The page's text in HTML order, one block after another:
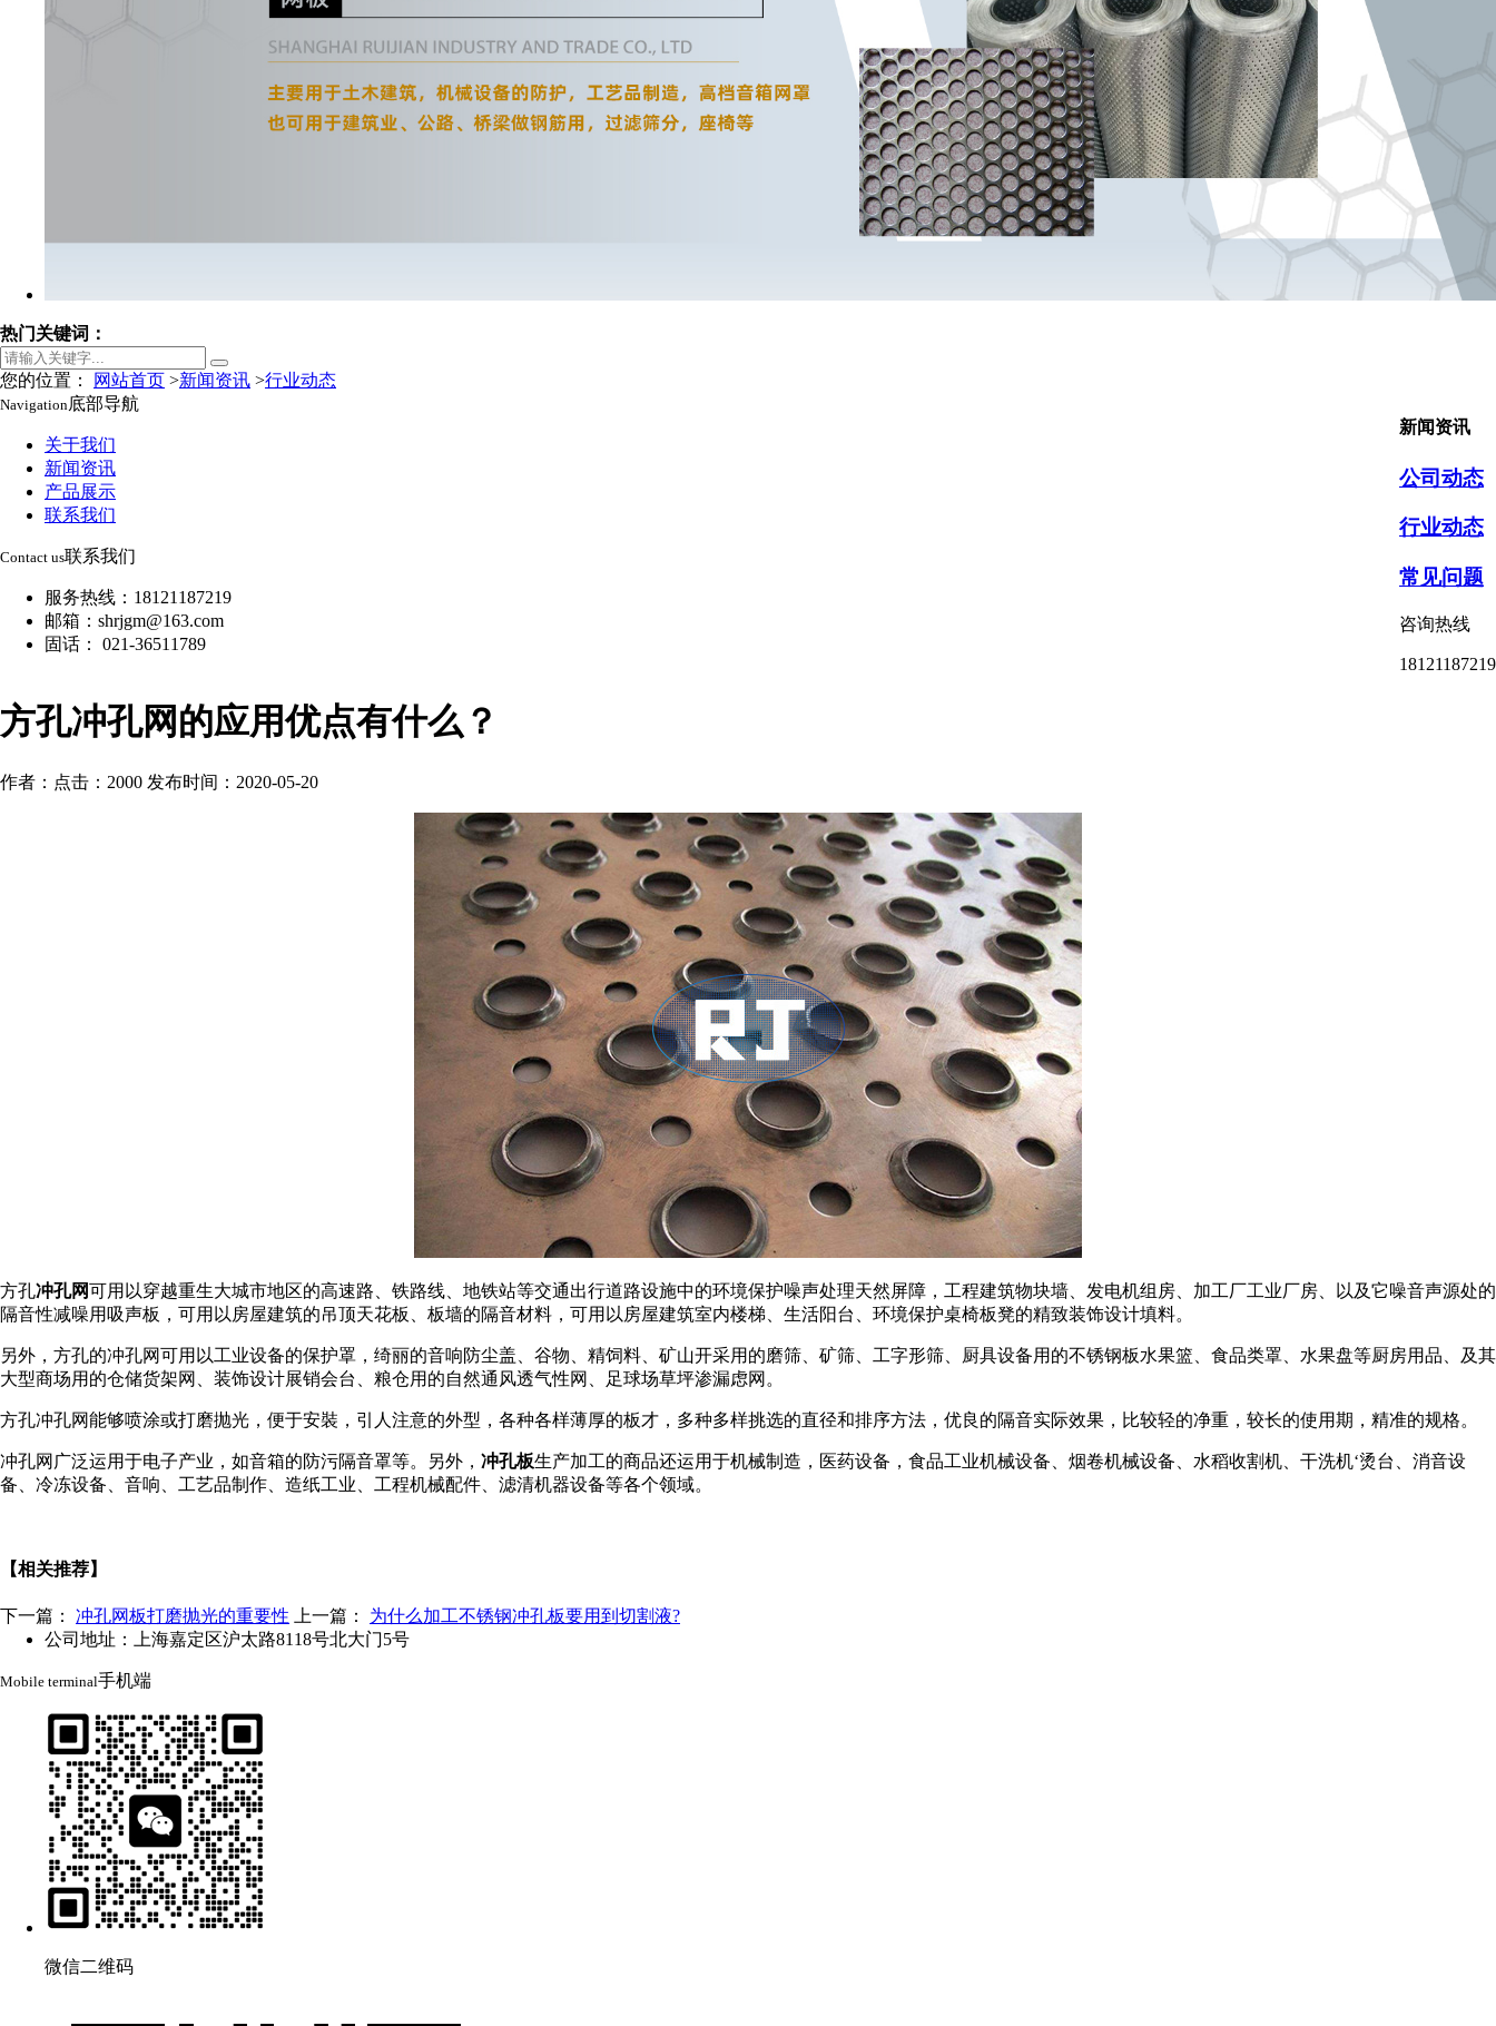
热门关键词：
您的位置： 网站首页 >新闻资讯 >行业动态
新闻资讯
公司动态
行业动态
常见问题
咨询热线
18121187219
方孔冲孔网的应用优点有什么？
作者： 点击：2000 发布时间：2020-05-20
方孔冲孔网可用以穿越重生大城市地区的高速路、铁路线、地铁站等交通出行道路设施中的环境保护噪声处理天然屏障，工程建筑物块墙、发电机组房、加工厂工业厂房、以及它噪音声源处的
隔音性减噪用吸声板，可用以房屋建筑的吊顶天花板、板墙的隔音材料，可用以房屋建筑室内楼梯、生活阳台、环境保护桌椅板凳的精致装饰设计填料。
另外，方孔的冲孔网可用以工业设备的保护罩，绮丽的音响防尘盖、谷物、精饲料、矿山开采用的磨筛、矿筛、工字形筛、厨具设备用的不锈钢板水果篮、食品类罩、水果盘等厨房用品、及其
大型商场用的仓储货架网、装饰设计展销会台、粮仓用的自然通风透气性网、足球场草坪渗漏虑网。
方孔冲孔网能够喷涂或打磨抛光，便于安裝，引人注意的外型，各种各样薄厚的板才，多种多样挑选的直径和排序方法，优良的隔音实际效果，比较轻的净重，较长的使用期，精准的规格。
冲孔网广泛运用于电子产业，如音箱的防污隔音罩等。另外， 冲孔板生产加工的商品还运用于机械制造，医药设备，食品工业机械设备、烟卷机械设备、水稻收割机、干洗机‘烫台、消音设
备、冷冻设备、音响、工艺品制作、造纸工业、工程机械配件、滤清机器设备等各个领域。
【相关推荐】
下一篇： 冲孔网板打磨抛光的重要性 上一篇： 为什么加工不锈钢冲孔板要用到切割液?
Navigation底部导航
关于我们
新闻资讯
产品展示
联系我们
Contact us联系我们
服务热线：18121187219
邮箱：shrjgm@163.com
固话： 021-36511789
公司地址：上海嘉定区沪太路8118号北大门5号
Mobile terminal手机端
微信二维码